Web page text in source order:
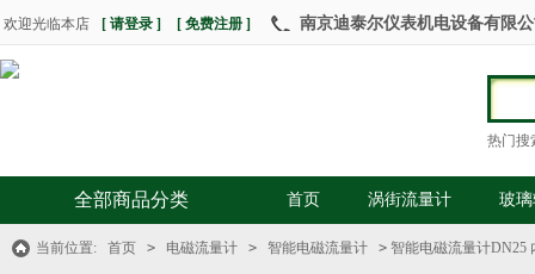
欢迎光临本店 [ 请登录 ] [ 免费注册 ] 南京迪泰尔仪表机电设备有限
热门搜
全部商品分类 首页 涡街流量计 玻
当前位置: 首页 > 电磁流量计 > 智能电磁流量计 > 智能电磁流量计DN25